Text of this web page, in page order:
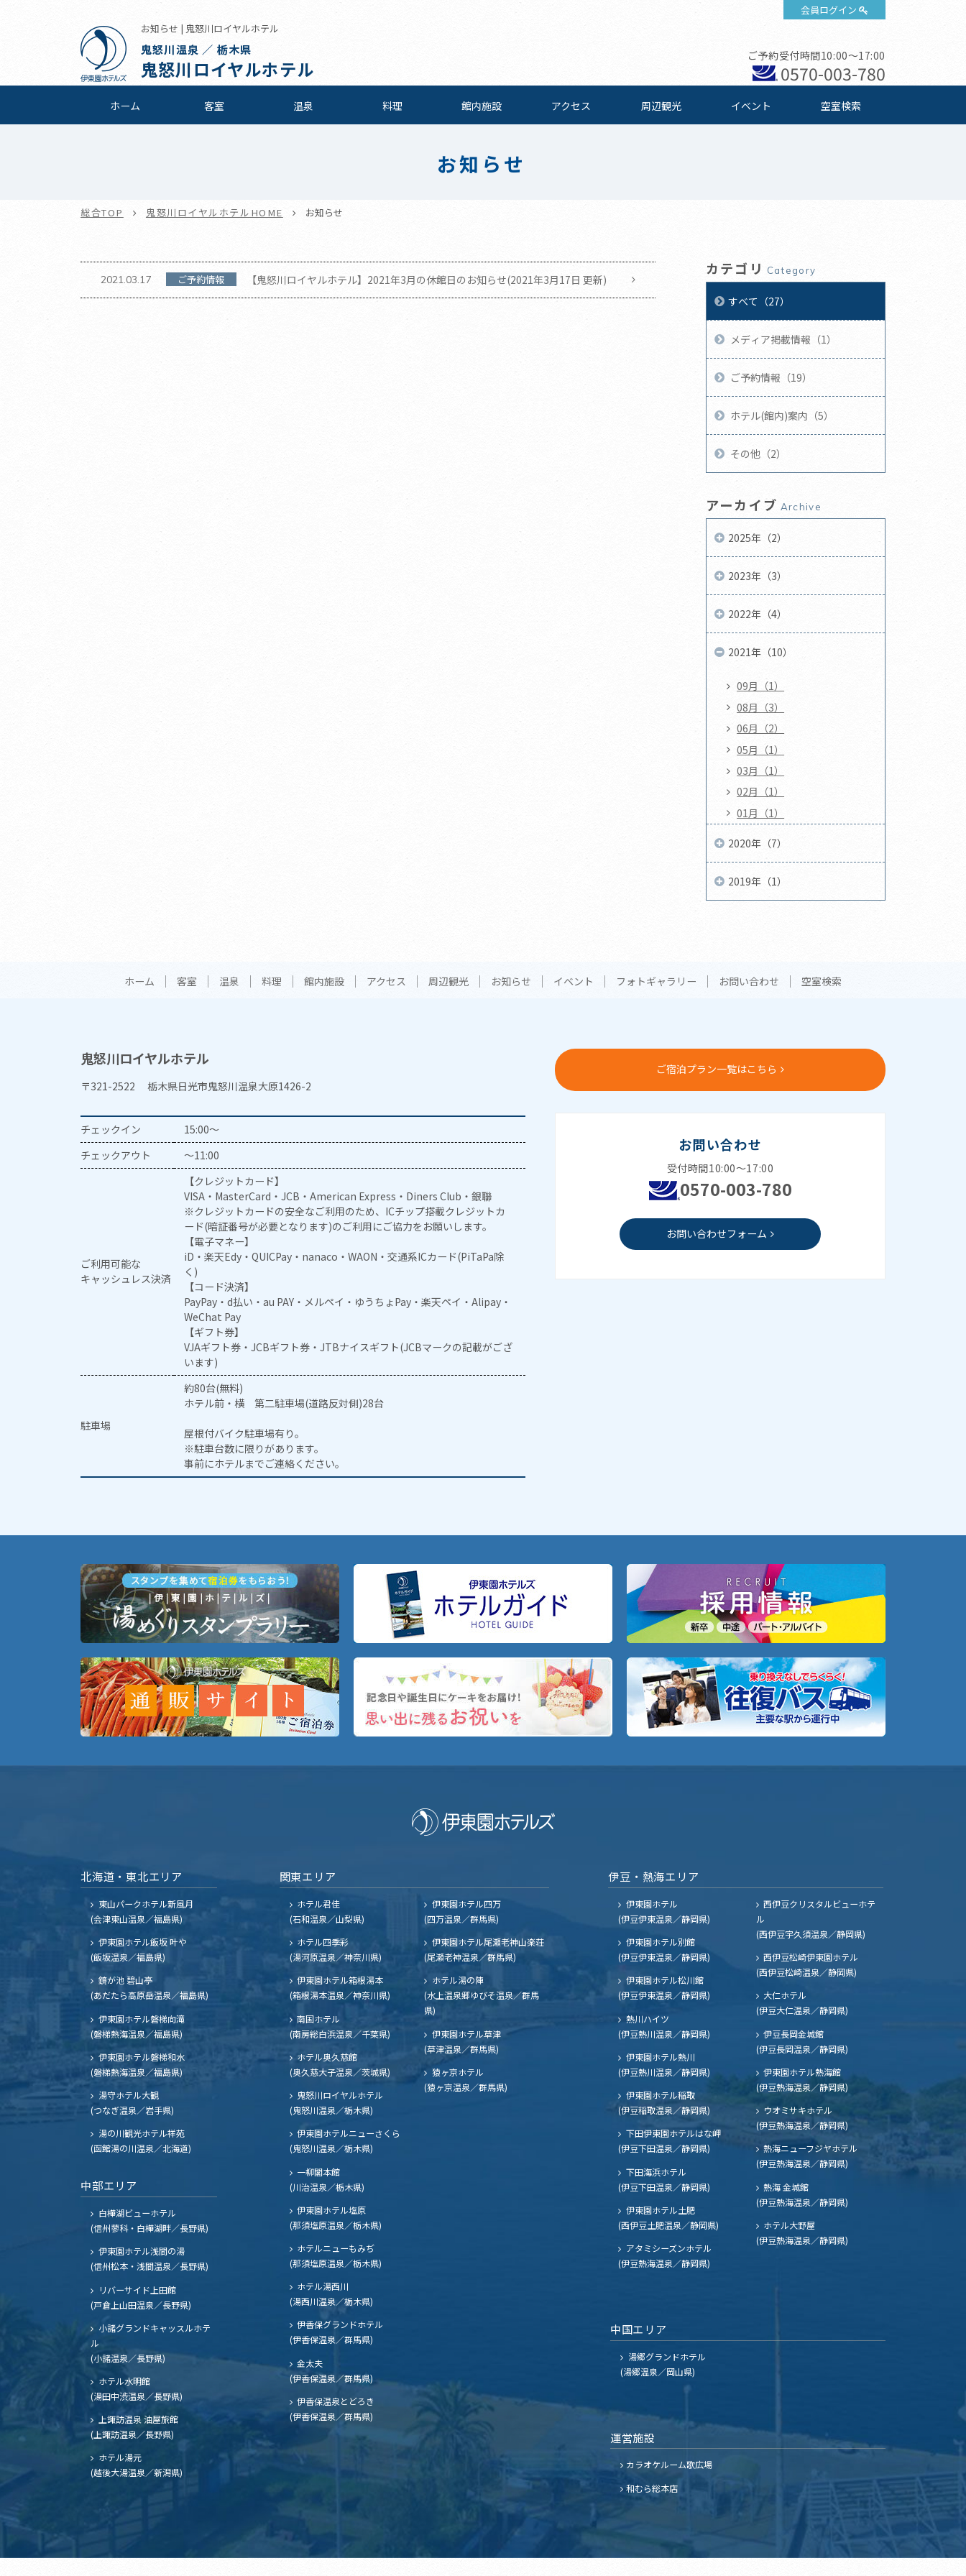
会員ログイン
お知らせ | 鬼怒川ロイヤルホテル
鬼怒川温泉 ／ 栃木県
鬼怒川ロイヤルホテル
ご予約受付時間10:00～17:00
0570-003-780
ホーム 客室 温泉 料理 館内施設 アクセス 周辺観光 イベント 空室検索
お知らせ
総合TOP 鬼怒川ロイヤルホテルHOME お知らせ
2021.03.17 ご予約情報 【鬼怒川ロイヤルホテル】2021年3月の休館日のお知らせ(2021年3月17日 更新)
カテゴリ Category
すべて（27）
メディア掲載情報（1）
ご予約情報（19）
ホテル(館内)案内（5）
その他（2）
アーカイブ Archive
2025年（2）
2023年（3）
2022年（4）
2021年（10）
09月（1）
08月（3）
06月（2）
05月（1）
03月（1）
02月（1）
01月（1）
2020年（7）
2019年（1）
ホーム 客室 温泉 料理 館内施設 アクセス 周辺観光 お知らせ イベント フォトギャラリー お問い合わせ 空室検索
鬼怒川ロイヤルホテル
〒321-2522 栃木県日光市鬼怒川温泉大原1426-2
チェックイン
15:00～
チェックアウト
～11:00
ご利用可能な
キャッシュレス決済
【クレジットカード】
VISA・MasterCard・JCB・American Express・Diners Club・銀聯
※クレジットカードの安全なご利用のため、ICチップ搭載クレジットカ
ード(暗証番号が必要となります)のご利用にご協力をお願いします。
【電子マネー】
iD・楽天Edy・QUICPay・nanaco・WAON・交通系ICカード(PiTaPa除
く)
【コード決済】
PayPay・d払い・au PAY・メルペイ・ゆうちょPay・楽天ペイ・Alipay・
WeChat Pay
【ギフト券】
VJAギフト券・JCBギフト券・JTBナイスギフト(JCBマークの記載がござ
います)
駐車場
約80台(無料)
ホテル前・横 第二駐車場(道路反対側)28台
屋根付バイク駐車場有り。
※駐車台数に限りがあります。
事前にホテルまでご連絡ください。
ご宿泊プラン一覧はこちら
お問い合わせ
受付時間10:00～17:00
0570-003-780
お問い合わせフォーム
北海道・東北エリア
東山パークホテル新風月
(会津東山温泉／福島県)
伊東園ホテル飯坂 叶や
(飯坂温泉／福島県)
鏡が池 碧山亭
(あだたら高原岳温泉／福島県)
伊東園ホテル磐梯向滝
(磐梯熱海温泉／福島県)
伊東園ホテル磐梯和水
(磐梯熱海温泉／福島県)
湯守ホテル大観
(つなぎ温泉／岩手県)
湯の川観光ホテル祥苑
(函館湯の川温泉／北海道)
中部エリア
白樺湖ビューホテル
(信州蓼科・白樺湖畔／長野県)
伊東園ホテル浅間の湯
(信州松本・浅間温泉／長野県)
リバーサイド上田館
(戸倉上山田温泉／長野県)
小諸グランドキャッスルホテ
ル
(小諸温泉／長野県)
ホテル水明館
(湯田中渋温泉／長野県)
上諏訪温泉 油屋旅館
(上諏訪温泉／長野県)
ホテル湯元
(越後大湯温泉／新潟県)
関東エリア
ホテル君佳
(石和温泉／山梨県)
ホテル四季彩
(湯河原温泉／神奈川県)
伊東園ホテル箱根湯本
(箱根湯本温泉／神奈川県)
南国ホテル
(南房総白浜温泉／千葉県)
ホテル奥久慈館
(奥久慈大子温泉／茨城県)
鬼怒川ロイヤルホテル
(鬼怒川温泉／栃木県)
伊東園ホテルニューさくら
(鬼怒川温泉／栃木県)
一柳閣本館
(川治温泉／栃木県)
伊東園ホテル塩原
(那須塩原温泉／栃木県)
ホテルニューもみぢ
(那須塩原温泉／栃木県)
ホテル湯西川
(湯西川温泉／栃木県)
伊香保グランドホテル
(伊香保温泉／群馬県)
金太夫
(伊香保温泉／群馬県)
伊香保温泉とどろき
(伊香保温泉／群馬県)
伊東園ホテル四万
(四万温泉／群馬県)
伊東園ホテル尾瀬老神山楽荘
(尾瀬老神温泉／群馬県)
ホテル湯の陣
(水上温泉郷ゆびそ温泉／群馬
県)
伊東園ホテル草津
(草津温泉／群馬県)
猿ヶ京ホテル
(猿ヶ京温泉／群馬県)
伊豆・熱海エリア
伊東園ホテル
(伊豆伊東温泉／静岡県)
伊東園ホテル別館
(伊豆伊東温泉／静岡県)
伊東園ホテル松川館
(伊豆伊東温泉／静岡県)
熱川ハイツ
(伊豆熱川温泉／静岡県)
伊東園ホテル熱川
(伊豆熱川温泉／静岡県)
伊東園ホテル稲取
(伊豆稲取温泉／静岡県)
下田伊東園ホテルはな岬
(伊豆下田温泉／静岡県)
下田海浜ホテル
(伊豆下田温泉／静岡県)
伊東園ホテル土肥
(西伊豆土肥温泉／静岡県)
西伊豆クリスタルビューホテ
ル
(西伊豆宇久須温泉／静岡県)
西伊豆松崎伊東園ホテル
(西伊豆松崎温泉／静岡県)
大仁ホテル
(伊豆大仁温泉／静岡県)
伊豆長岡金城館
(伊豆長岡温泉／静岡県)
伊東園ホテル熱海館
(伊豆熱海温泉／静岡県)
ウオミサキホテル
(伊豆熱海温泉／静岡県)
熱海ニューフジヤホテル
(伊豆熱海温泉／静岡県)
熱海 金城館
(伊豆熱海温泉／静岡県)
ホテル大野屋
(伊豆熱海温泉／静岡県)
アタミシーズンホテル
(伊豆熱海温泉／静岡県)
中国エリア
湯郷グランドホテル
(湯郷温泉／岡山県)
運営施設
カラオケルーム歌広場
和むら総本店